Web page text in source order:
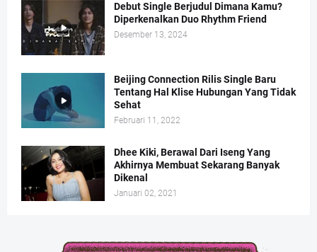
Debut Single Berjudul Dimana Kamu?
Diperkenalkan Duo Rhythm Friend
Desember 13, 2024
Beijing Connection Rilis Single Baru
Tentang Hal Klise Hubungan Yang Tidak
Sehat
Februari 11, 2022
Dhee Kiki, Berawal Dari Iseng Yang
Akhirnya Membuat Sekarang Banyak
Dikenal
Januari 02, 2021